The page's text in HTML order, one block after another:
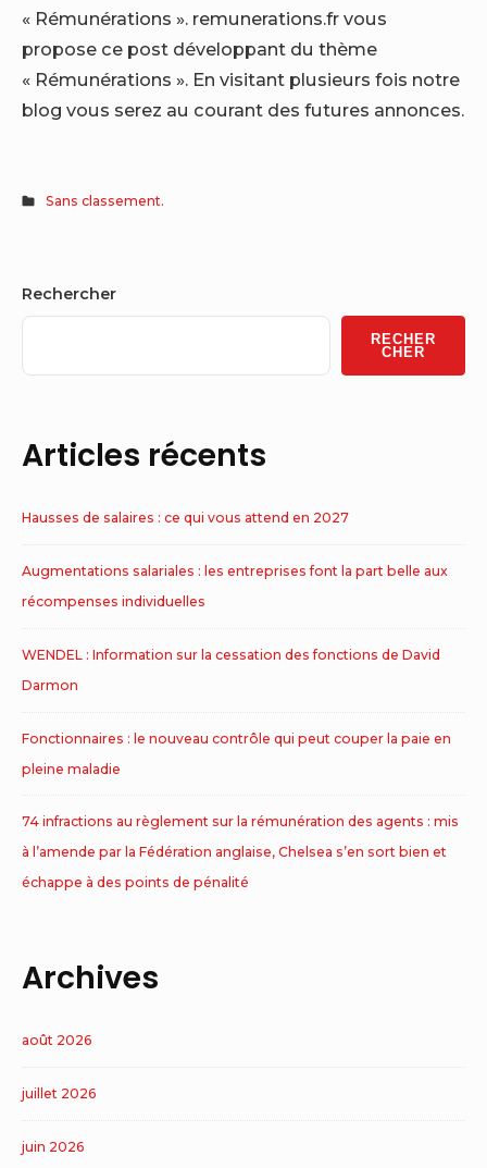
« Rémunérations ». remunerations.fr vous
propose ce post développant du thème
« Rémunérations ». En visitant plusieurs fois notre
blog vous serez au courant des futures annonces.
Sans classement.
Sidebar
Widget
Area
Rechercher
RECHER
CHER
Articles récents
Hausses de salaires : ce qui vous attend en 2027
Augmentations salariales : les entreprises font la part belle aux
récompenses individuelles
WENDEL : Information sur la cessation des fonctions de David
Darmon
Fonctionnaires : le nouveau contrôle qui peut couper la paie en
pleine maladie
74 infractions au règlement sur la rémunération des agents : mis
à l’amende par la Fédération anglaise, Chelsea s’en sort bien et
échappe à des points de pénalité
Archives
août 2026
juillet 2026
juin 2026